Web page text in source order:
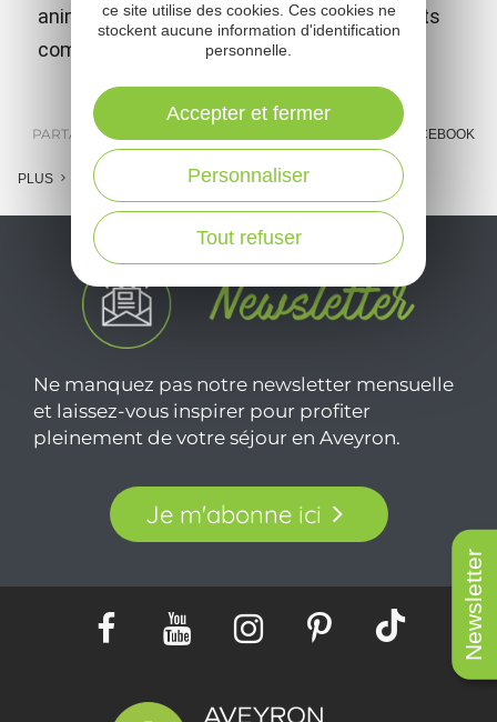
Newsletter
animations et spectacles adaptés aux petits
comme aux grands !
PARTAGER : FACEBOOK
PLUS
Ne manquez pas notre newsletter mensuelle
et laissez-vous inspirer pour profiter
pleinement de votre séjour en Aveyron.
Je m'abonne ici
ce site utilise des cookies. Ces cookies ne
stockent aucune information d'identification
personnelle.
Tout refuser
Personnaliser
Accepter et fermer